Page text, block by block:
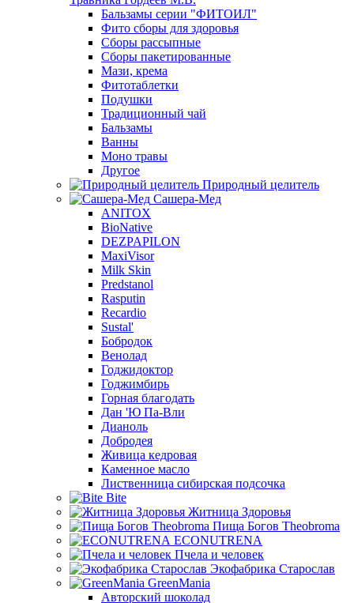
Бальзамы серии "ФИТОИЛ"
Фито сборы для здоровья
Сборы рассыпные
Сборы пакетированные
Мази, крема
Фитотаблетки
Подушки
Традиционный чай
Бальзамы
Ванны
Моно травы
Другое
Природный целитель
Сашера-Мед
ANITOX
BioNative
DEZPAPILON
MaxiVisor
Milk Skin
Predstanol
Rasputin
Recardio
Sustal'
Бобродок
Венолад
Годжидоктор
Годжимбирь
Горная благодать
Дан 'Ю Па-Вли
Дианоль
Добродея
Живица кедровая
Каменное масло
Лиственница сибирская подсочка
Bite
Житница Здоровья
Пища Богов Theobroma
ECONUTRENA
Пчела и человек
Экофабрика Старослав
GreenMania
Авторский шоколад